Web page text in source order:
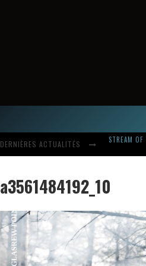
DERNIÈRES ACTUALITÉS
STREAM
a3561484192_10